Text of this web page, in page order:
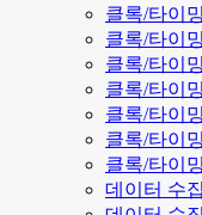
클록/타이
클록/타이
클록/타이
클록/타이
클록/타이
클록/타이
클록/타이
데이터 수